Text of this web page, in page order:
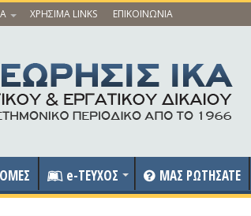
ΧΡΗΣΙΜΑ LINKS ΕΠΙΚΟΙΝΩΝΙΑ
e-ΤΕΥΧΟΣ ΜΑΣ ΡΩΤΗΣΑΤΕ